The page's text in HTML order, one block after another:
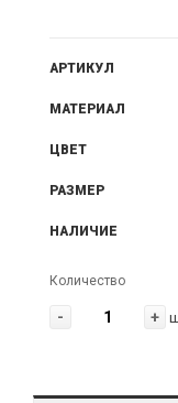
АРТИКУЛ
МАТЕРИАЛ
ЦВЕТ
РАЗМЕР
НАЛИЧИЕ
Количество
- +